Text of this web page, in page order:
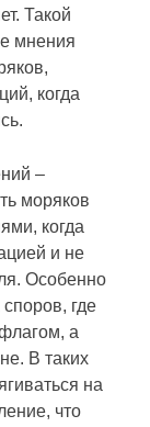
Такой
мнения
когда
–
моряков
когда
и не
Особенно
где
а
В таких
на
что